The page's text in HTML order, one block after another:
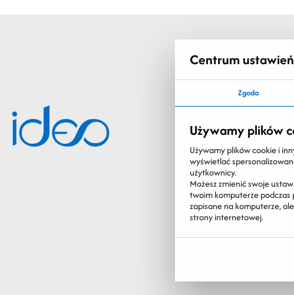
Centrum
Zgoda
Używamy plików
Używamy plików cookie i
wyświetlać
użytkownicy.
Możesz zmienić swoje
twoim komputerze podczas
zapisane na komputerze,
strony internetowej.